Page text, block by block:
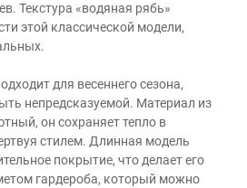
Текстура «водяная рябь»
этой классической модели,
для весеннего сезона,
непредсказуемой. Материал из
он сохраняет тепло в
стилем. Длинная модель
покрытие, что делает его
гардероба, который можно